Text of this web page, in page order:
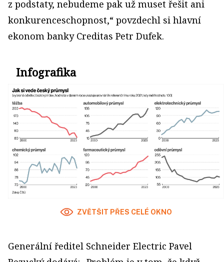
z podstaty, nebudeme pak už muset řešit ani
konkurenceschopnost,“ povzdechl si hlavní
ekonom banky Creditas Petr Dufek.
Infografika
ZVĚTŠIT PŘES CELÉ OKNO
Generální ředitel Schneider Electric Pavel